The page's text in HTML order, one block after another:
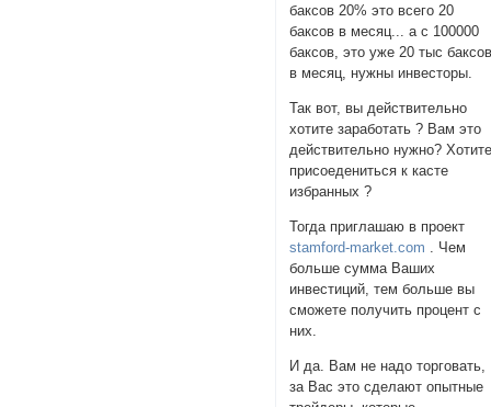
баксов 20% это всего 20
баксов в месяц... а с 100000
баксов, это уже 20 тыс
в месяц, нужны инвесторы.
Так вот, вы действительно
хотите заработать ? Вам это
действительно нужно?
присоедениться к касте
избранных ?
Тогда приглашаю в проект
stamford-market.com . Чем
больше сумма Ваших
инвестиций, тем больше вы
сможете получить процент с
них.
И да. Вам не надо торговать,
за Вас это сделают опытные